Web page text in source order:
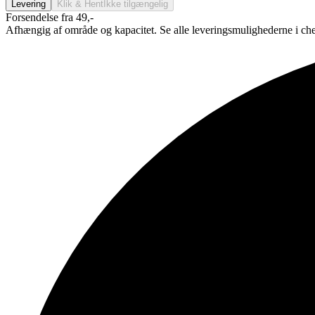
Levering Klik & Hent Ikke tilgængelig
Forsendelse fra 49,-
Afhængig af område og kapacitet. Se alle leveringsmulighederne i